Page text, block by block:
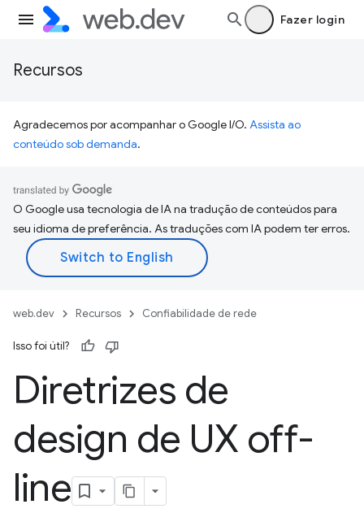
Fazer login
Recursos
Agradecemos por acompanhar o Google I/O. Assista ao
conteúdo sob demanda.
O Google usa tecnologia de IA na tradução de conteúdos para
seu idioma de preferência. As traduções com IA podem ter erros.
web.dev Recursos Confiabilidade de rede
Isso foi útil?
Diretrizes de
design de UX off-
line